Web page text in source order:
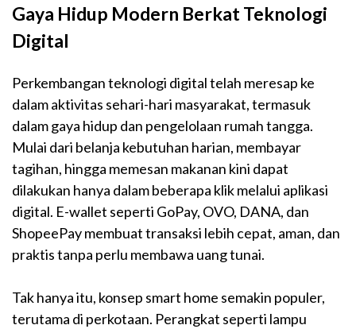
Gaya Hidup Modern Berkat Teknologi
Digital
Perkembangan teknologi digital telah meresap ke
dalam aktivitas sehari-hari masyarakat, termasuk
dalam gaya hidup dan pengelolaan rumah tangga.
Mulai dari belanja kebutuhan harian, membayar
tagihan, hingga memesan makanan kini dapat
dilakukan hanya dalam beberapa klik melalui aplikasi
digital. E-wallet seperti GoPay, OVO, DANA, dan
ShopeePay membuat transaksi lebih cepat, aman, dan
praktis tanpa perlu membawa uang tunai.
Tak hanya itu, konsep smart home semakin populer,
terutama di perkotaan. Perangkat seperti lampu